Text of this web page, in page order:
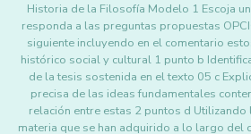
Historia de la Filosofía Modelo 1 Escoja
responda a las preguntas propuestas
siguiente incluyendo en el comentario
histórico social y cultural 1 punto b
de la tesis sostenida en el texto 05 c
precisa de las ideas fundamentales
relación entre estas 2 puntos d
materia que se han adquirido a lo largo del